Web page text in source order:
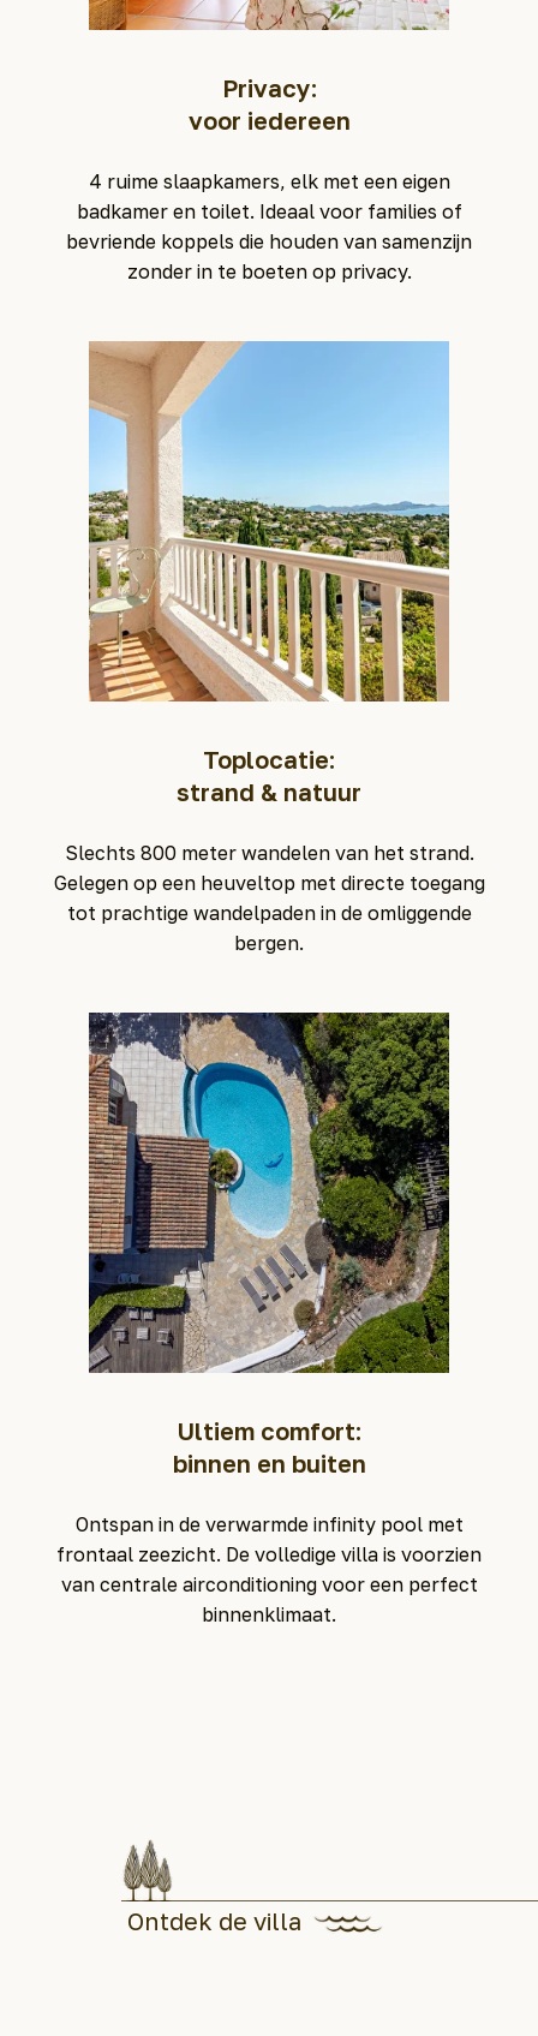
Privacy:
voor iedereen
4 ruime slaapkamers, elk met een eigen
badkamer en toilet. Ideaal voor families of
bevriende koppels die houden van samenzijn
zonder in te boeten op privacy.
Toplocatie:
strand & natuur
Slechts 800 meter wandelen van het strand.
Gelegen op een heuveltop met directe toegang
tot prachtige wandelpaden in de omliggende
bergen.
Ultiem comfort:
binnen en buiten
Ontspan in de verwarmde infinity pool met
frontaal zeezicht. De volledige villa is voorzien
van centrale airconditioning voor een perfect
binnenklimaat.
Ontdek de villa